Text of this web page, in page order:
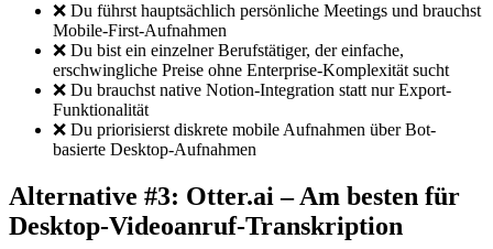
❌ Du führst hauptsächlich persönliche Meetings und brauchst
Mobile-First-Aufnahmen
❌ Du bist ein einzelner Berufstätiger, der einfache,
erschwingliche Preise ohne Enterprise-Komplexität sucht
❌ Du brauchst native Notion-Integration statt nur Export-
Funktionalität
❌ Du priorisierst diskrete mobile Aufnahmen über Bot-
basierte Desktop-Aufnahmen
Alternative #3: Otter.ai – Am besten für
Desktop-Videoanruf-Transkription